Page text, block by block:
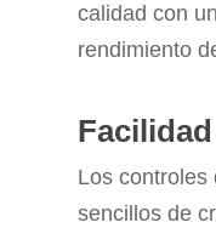
calidad con
rendimiento
Los controles
sencillos de